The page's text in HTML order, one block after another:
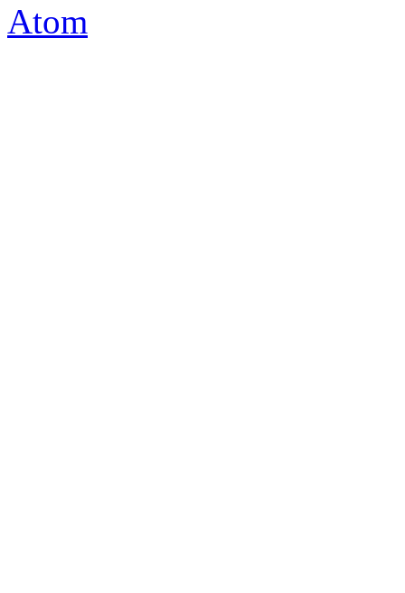
Atom